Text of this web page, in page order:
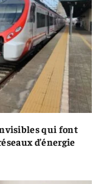
qui font
d’énergie